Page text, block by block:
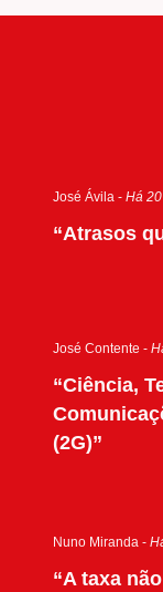
José Ávila - Há
“Atrasos
José Contente -
“Ciência,
(2G)”
Nuno Miranda -
“A taxa